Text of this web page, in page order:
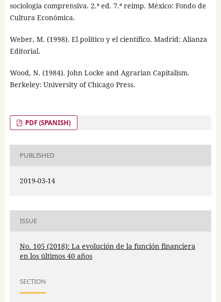
sociología comprensiva. 2.ª ed. 7.ª reimp. México: Fondo de
Cultura Económica.
Weber, M. (1998). El político y el científico. Madrid: Alianza
Editorial.
Wood, N. (1984). John Locke and Agrarian Capitalism.
Berkeley: University of Chicago Press.
PDF (SPANISH)
PUBLISHED
2019-03-14
ISSUE
No. 105 (2018): La evolución de la función financiera
en los últimos 40 años
SECTION